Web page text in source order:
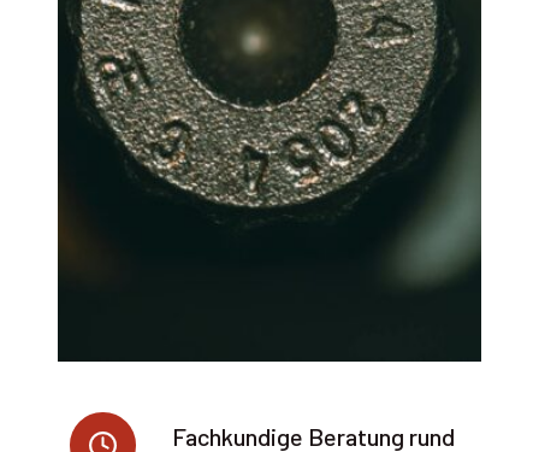
Fachkundige Beratung rund